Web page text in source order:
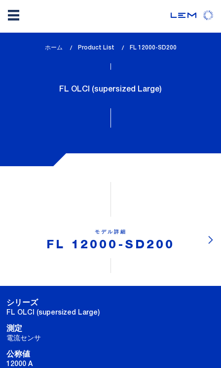
動
ホーム Product List
lem_current_page
FL 12000-SD200
FL OLCI (supersized Large)
モデル詳細
FL 12000-SD200
シリーズ
FL OLCI (supersized Large)
測定
電流センサ
公称値
12000 A